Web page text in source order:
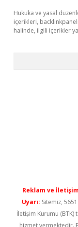
Hukuka ve yasal
içerikleri,
halinde, ilgili içerikler
Reklam ve
Uyarı: Sitemiz,
İletişim Kurumu (BTK)
hizmet vermektedir.